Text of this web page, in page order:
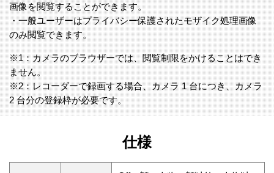
画像を閲覧することができます。
・一般ユーザーはプライバシー保護されたモザイク処理画像
のみ閲覧できます。
※1：カメラのブラウザーでは、閲覧制限をかけることはでき
ません。
※2：レコーダーで録画する場合、カメラ 1 台につき、カメラ
2 台分の登録枠が必要です。
仕様